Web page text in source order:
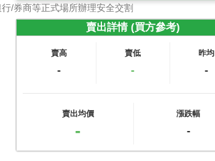
/券商等正式場所辦理安全交割
賣出詳情 (買方參考)
賣高
-
賣低
-
昨均
-
賣出均價
-
漲跌幅
-